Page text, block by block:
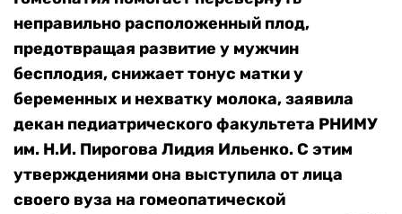
неправильно расположенный плод,
предотвращая развитие у мужчин
бесплодия, снижает тонус матки у
беременных и нехватку молока, заявила
декан педиатрического факультета РНИМУ
им. Н.И. Пирогова Лидия Ильенко. С этим
утверждениями она выступила от лица
своего вуза на гомеопатической